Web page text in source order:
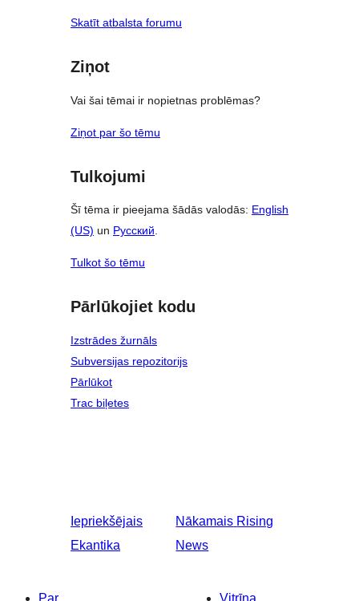
Skatīt atbalsta forumu
Ziņot
Vai šai tēmai ir nopietnas problēmas?
Ziņot par šo tēmu
Tulkojumi
Šī tēma ir pieejama šādās valodās: English
(US) un Русский.
Tulkot šo tēmu
Pārlūkojiet kodu
Izstrādes žurnāls
Subversijas repozitorijs
Pārlūkot
Trac biļetes
Iepriekšējais
Ekantika
Nākamais Rising
News
Par
Vitrīna